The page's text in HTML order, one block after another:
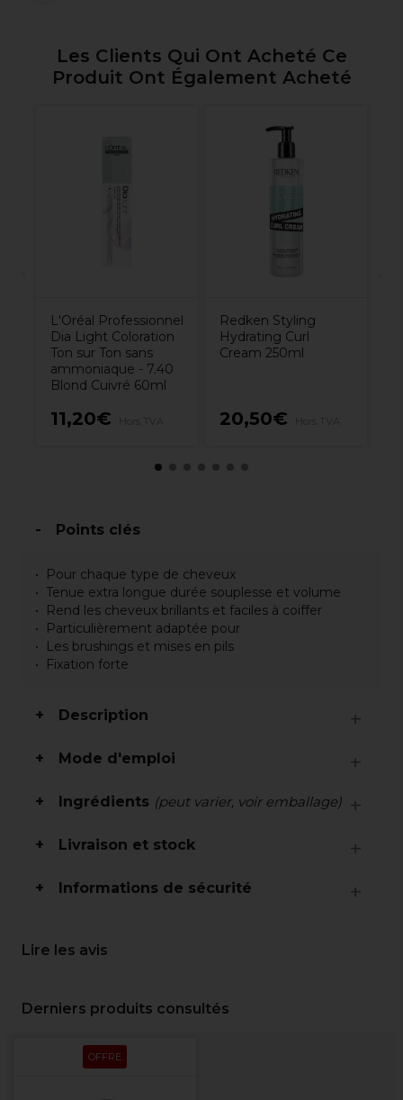
Les Clients Qui Ont Acheté Ce
Produit Ont Également Acheté
L'Oréal Professionnel
Dia Light Coloration
Ton sur Ton sans
ammoniaque - 7.40
Blond Cuivré 60ml
11,20€
Redken Styling
Hydrating Curl
Cream 250ml
20,50€
Points clés
Pour chaque type de cheveux
Tenue extra longue durée souplesse et volume
Rend les cheveux brillants et faciles à coiffer
Particulièrement adaptée pour
Les brushings et mises en pils
Fixation forte
Description
Mode d'emploi
Ingrédients (peut varier, voir emballage)
Livraison et stock
Informations de sécurité
Lire les avis
Derniers produits consultés
OFFRE